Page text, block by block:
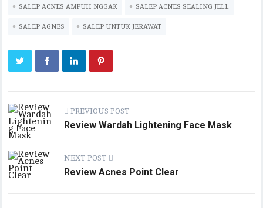
p
p
n
k
SALEP ACNES AMPUH NGGAK SALEP ACNES SEALING JELL
SALEP AGNES SALEP UNTUK JERAWAT
PREVIOUS POST
Review Wardah Lightening Face Mask
NEXT POST
Review Acnes Point Clear